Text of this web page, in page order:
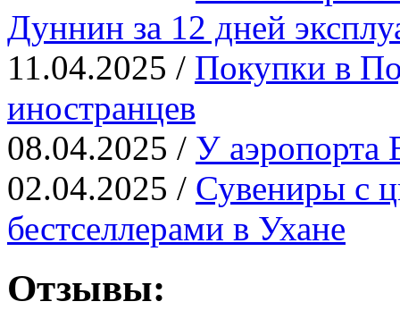
Дуннин за 12 дней
11.04.2025 / Покупки в
иностранцев
08.04.2025 / У аэропорта
02.04.2025 / Сувениры с
бестселлерами в Ухане
Отзывы: